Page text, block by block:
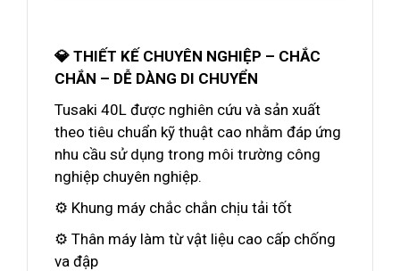
💎 THIẾT KẾ CHUYÊN NGHIỆP – CHẮC
CHẮN – DỄ DÀNG DI CHUYỂN
Tusaki 40L được nghiên cứu và sản xuất
theo tiêu chuẩn kỹ thuật cao nhằm đáp ứng
nhu cầu sử dụng trong môi trường công
nghiệp chuyên nghiệp.
⚙️ Khung máy chắc chắn chịu tải tốt
⚙️ Thân máy làm từ vật liệu cao cấp chống
va đập